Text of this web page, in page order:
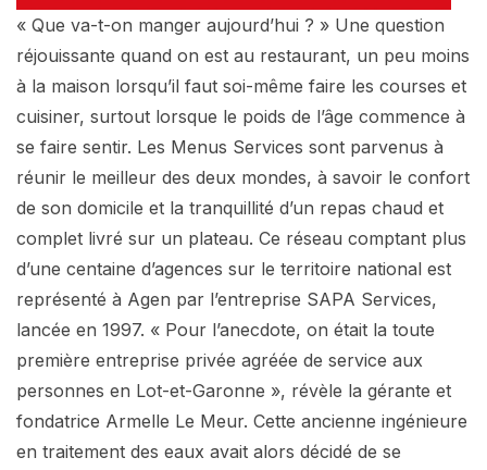
« Que va-t-on manger aujourd’hui ? » Une question
réjouissante quand on est au restaurant, un peu moins
à la maison lorsqu’il faut soi-même faire les courses et
cuisiner, surtout lorsque le poids de l’âge commence à
se faire sentir. Les Menus Services sont parvenus à
réunir le meilleur des deux mondes, à savoir le confort
de son domicile et la tranquillité d’un repas chaud et
complet livré sur un plateau. Ce réseau comptant plus
d’une centaine d’agences sur le territoire national est
représenté à Agen par l’entreprise SAPA Services,
lancée en 1997. « Pour l’anecdote, on était la toute
première entreprise privée agréée de service aux
personnes en Lot-et-Garonne », révèle la gérante et
fondatrice Armelle Le Meur. Cette ancienne ingénieure
en traitement des eaux avait alors décidé de se